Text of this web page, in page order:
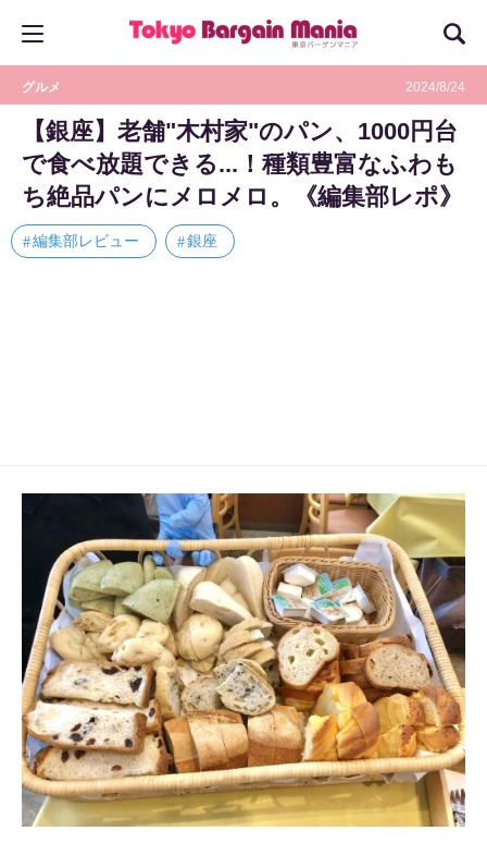
グルメ 2024/8/24
【銀座】老舗"木村家"のパン、1000円台
で食べ放題できる...！種類豊富なふわも
ち絶品パンにメロメロ。《編集部レポ》
編集部レビュー 銀座